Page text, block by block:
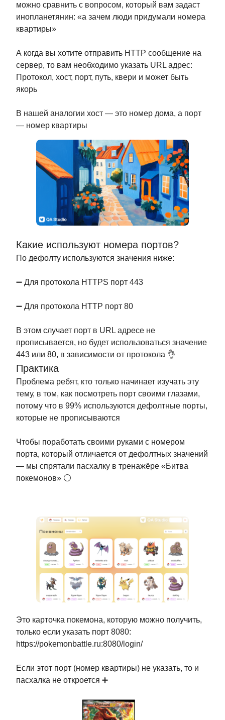
можно сравнить с вопросом, который вам задаст
инопланетянин: «а зачем люди придумали номера
квартиры»
А когда вы хотите отправить HTTP сообщение на
сервер, то вам необходимо указать URL адрес:
Протокол, хост, порт, путь, квери и может быть
якорь
В нашей аналогии хост — это номер дома, а порт
— номер квартиры
Какие используют номера портов?
По дефолту используются значения ниже:
➖ Для протокола HTTPS порт 443
➖ Для протокола HTTP порт 80
В этом случает порт в URL адресе не
прописывается, но будет использоваться значение
443 или 80, в зависимости от протокола 👌
Практика
Проблема ребят, кто только начинает изучать эту
тему, в том, как посмотреть порт своими глазами,
потому что в 99% используются дефолтные порты,
которые не прописываются
Чтобы поработать своими руками с номером
порта, который отличается от дефолтных значений
— мы спрятали пасхалку в тренажёре «Битва
покемонов» ⚪️
Это карточка покемона, которую можно получить,
только если указать порт 8080:
https://pokemonbattle.ru:8080/login/
Если этот порт (номер квартиры) не указать, то и
пасхалка не откроется ➕
Ответим на любые
вопросы —
Софи Катя